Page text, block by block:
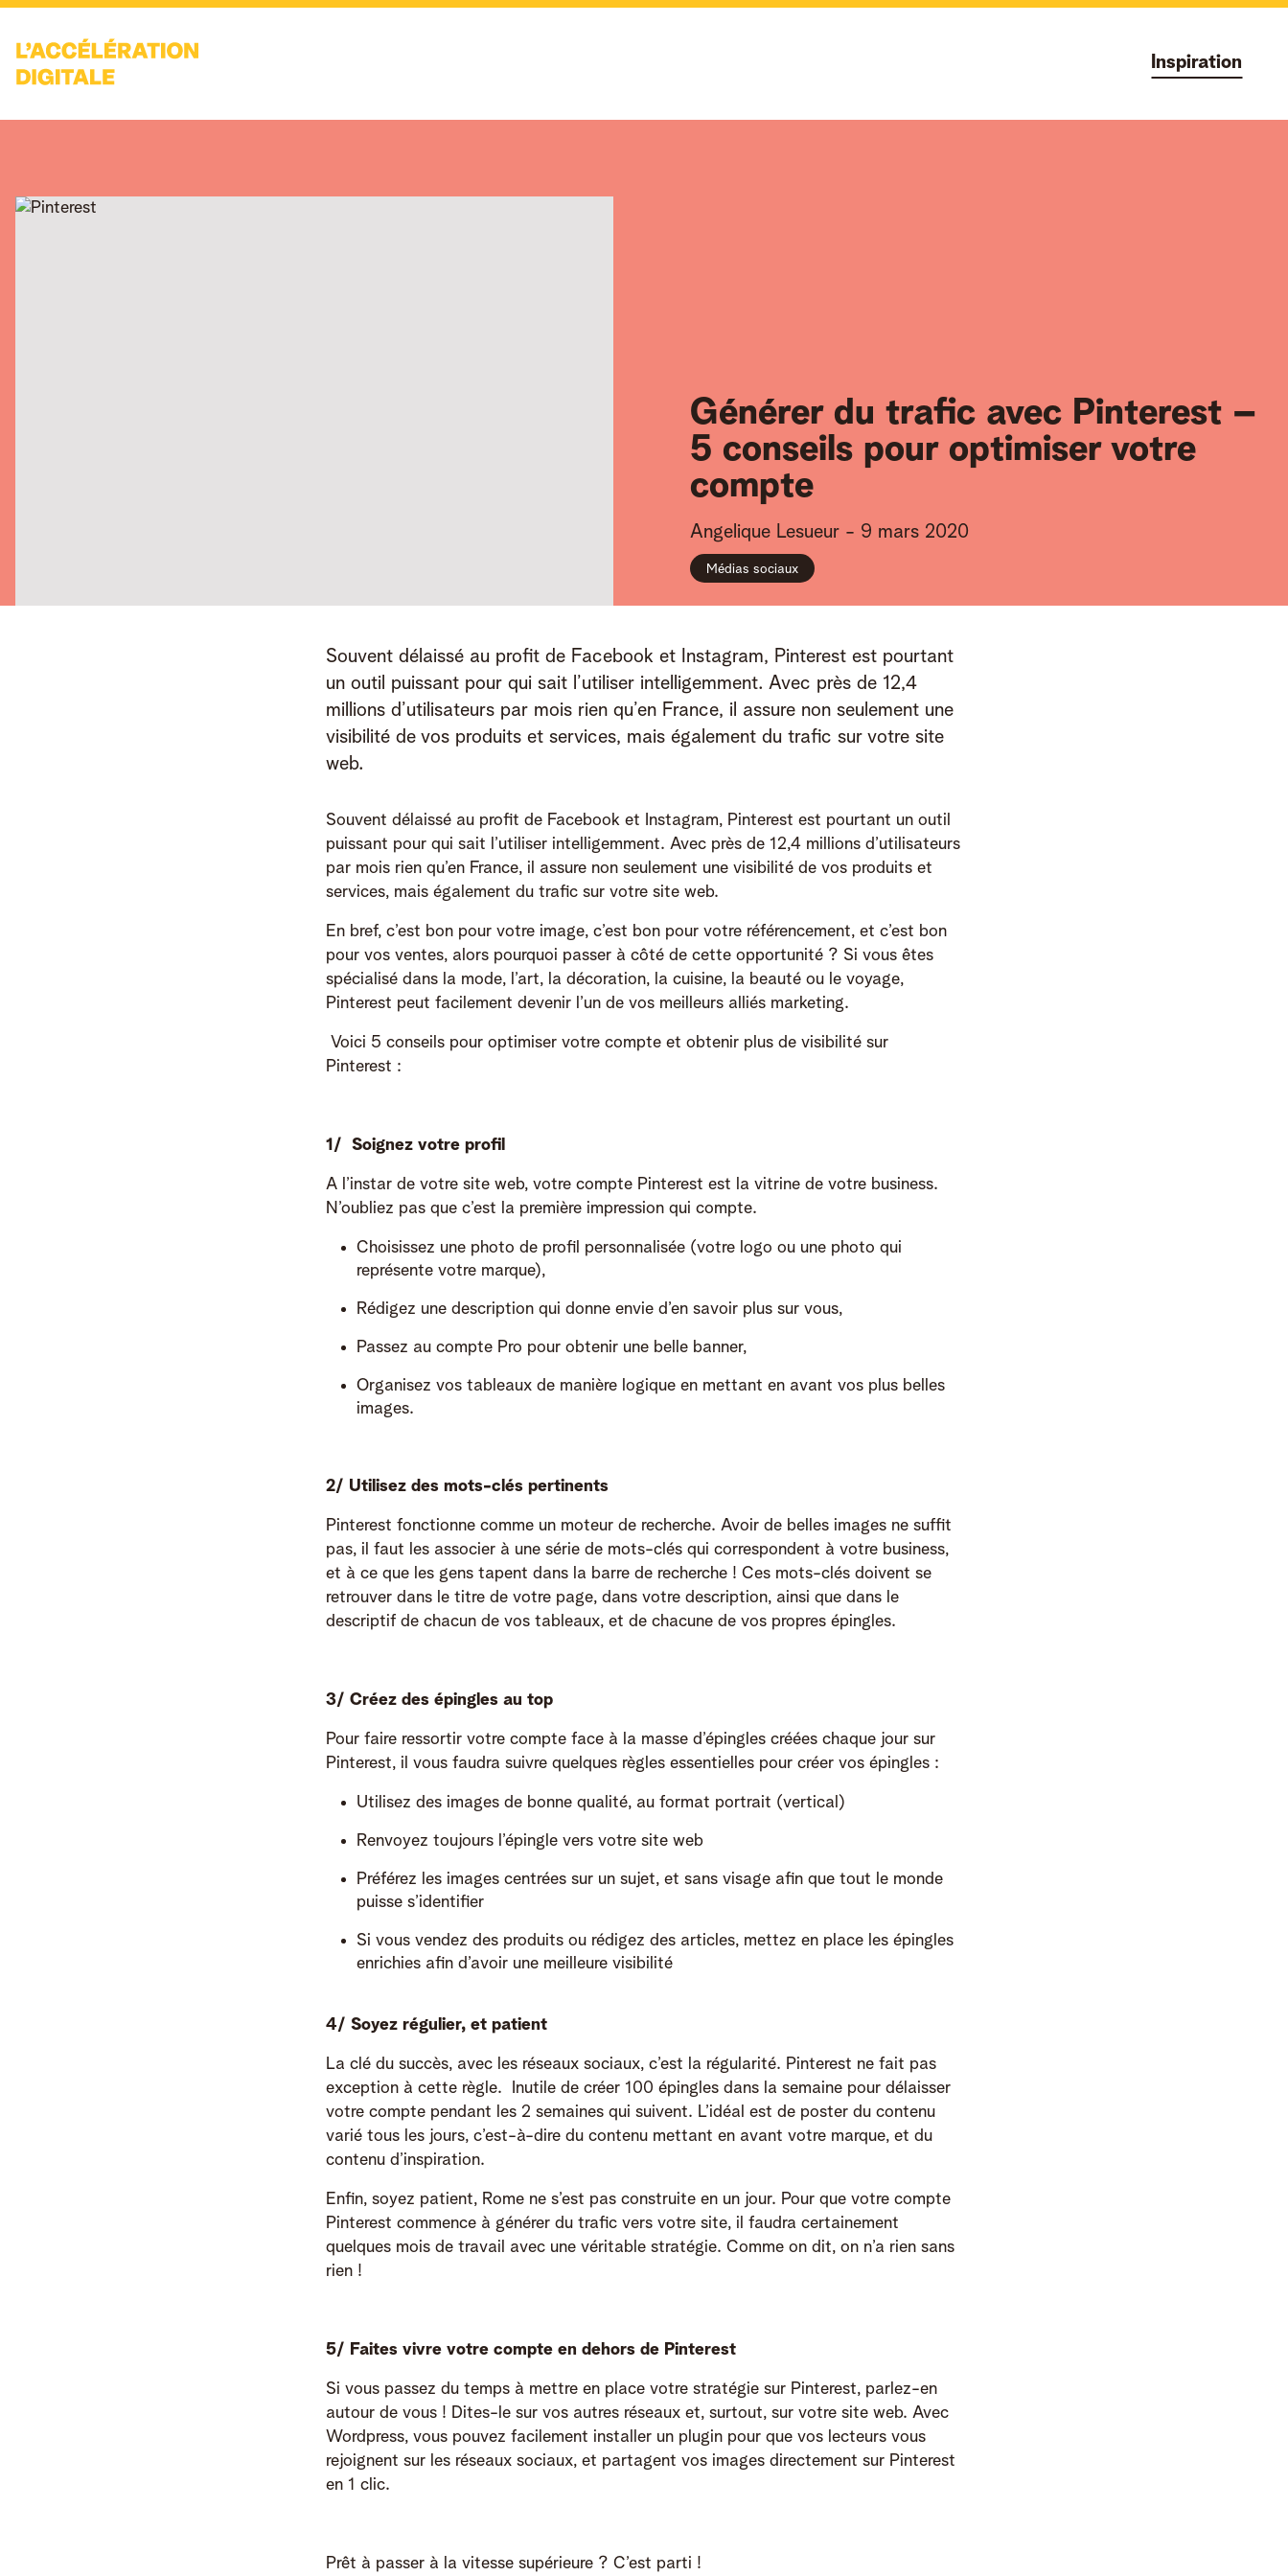
Inspiration
Générer du trafic avec Pinterest –
5 conseils pour optimiser votre
compte
Angelique Lesueur - 9 mars 2020
Médias sociaux
Souvent délaissé au profit de Facebook et Instagram, Pinterest est pourtant
un outil puissant pour qui sait l’utiliser intelligemment. Avec près de 12,4
millions d’utilisateurs par mois rien qu’en France, il assure non seulement une
visibilité de vos produits et services, mais également du trafic sur votre site
web.
Souvent délaissé au profit de Facebook et Instagram, Pinterest est pourtant un outil
puissant pour qui sait l’utiliser intelligemment. Avec près de 12,4 millions d’utilisateurs
par mois rien qu’en France, il assure non seulement une visibilité de vos produits et
services, mais également du trafic sur votre site web.
En bref, c’est bon pour votre image, c’est bon pour votre référencement, et c’est bon
pour vos ventes, alors pourquoi passer à côté de cette opportunité ? Si vous êtes
spécialisé dans la mode, l’art, la décoration, la cuisine, la beauté ou le voyage,
Pinterest peut facilement devenir l’un de vos meilleurs alliés marketing.
Voici 5 conseils pour optimiser votre compte et obtenir plus de visibilité sur
Pinterest :
1/ Soignez votre profil
A l’instar de votre site web, votre compte Pinterest est la vitrine de votre business.
N’oubliez pas que c’est la première impression qui compte.
Choisissez une photo de profil personnalisée (votre logo ou une photo qui
représente votre marque),
Rédigez une description qui donne envie d’en savoir plus sur vous,
Passez au compte Pro pour obtenir une belle banner,
Organisez vos tableaux de manière logique en mettant en avant vos plus belles
images.
2/ Utilisez des mots-clés pertinents
Pinterest fonctionne comme un moteur de recherche. Avoir de belles images ne suffit
pas, il faut les associer à une série de mots-clés qui correspondent à votre business,
et à ce que les gens tapent dans la barre de recherche ! Ces mots-clés doivent se
retrouver dans le titre de votre page, dans votre description, ainsi que dans le
descriptif de chacun de vos tableaux, et de chacune de vos propres épingles.
3/ Créez des épingles au top
Pour faire ressortir votre compte face à la masse d’épingles créées chaque jour sur
Pinterest, il vous faudra suivre quelques règles essentielles pour créer vos épingles :
Utilisez des images de bonne qualité, au format portrait (vertical)
Renvoyez toujours l’épingle vers votre site web
Préférez les images centrées sur un sujet, et sans visage afin que tout le monde
puisse s’identifier
Si vous vendez des produits ou rédigez des articles, mettez en place les épingles
enrichies afin d’avoir une meilleure visibilité
4/ Soyez régulier, et patient
La clé du succès, avec les réseaux sociaux, c’est la régularité. Pinterest ne fait pas
exception à cette règle. Inutile de créer 100 épingles dans la semaine pour délaisser
votre compte pendant les 2 semaines qui suivent. L’idéal est de poster du contenu
varié tous les jours, c’est-à-dire du contenu mettant en avant votre marque, et du
contenu d’inspiration.
Enfin, soyez patient, Rome ne s’est pas construite en un jour. Pour que votre compte
Pinterest commence à générer du trafic vers votre site, il faudra certainement
quelques mois de travail avec une véritable stratégie. Comme on dit, on n’a rien sans
rien !
5/ Faites vivre votre compte en dehors de Pinterest
Si vous passez du temps à mettre en place votre stratégie sur Pinterest, parlez-en
autour de vous ! Dites-le sur vos autres réseaux et, surtout, sur votre site web. Avec
Wordpress, vous pouvez facilement installer un plugin pour que vos lecteurs vous
rejoignent sur les réseaux sociaux, et partagent vos images directement sur Pinterest
en 1 clic.
Prêt à passer à la vitesse supérieure ? C’est parti !